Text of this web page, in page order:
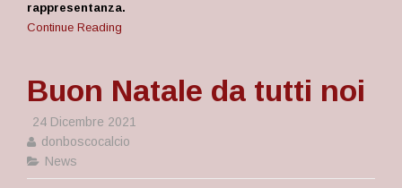
rappresentanza.
Continue Reading
Buon Natale da tutti noi
24 Dicembre 2021
donboscocalcio
News